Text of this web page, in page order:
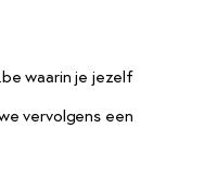
waarin je jezelf
vervolgens een